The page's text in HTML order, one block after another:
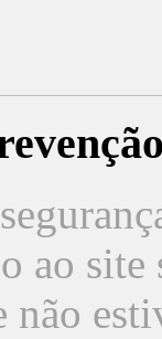
ao
não